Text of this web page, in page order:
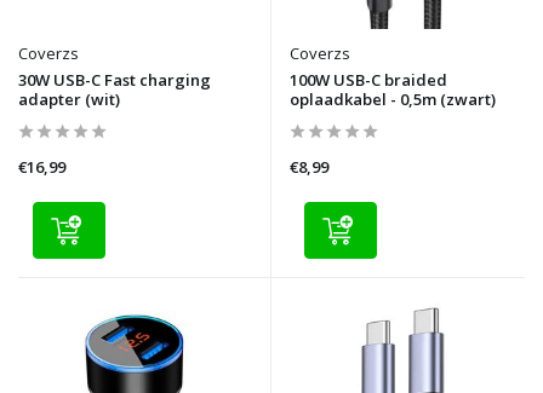
Coverzs
30W USB-C Fast charging
adapter (wit)
€16,99
Coverzs
100W USB-C braided
oplaadkabel - 0,5m (zwart)
€8,99